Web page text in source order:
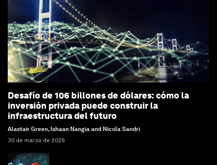
Desafío de 106 billones de dólares: cómo la
inversión privada puede construir la
infraestructura del futuro
Alastair Green, Ishaan Nangia and Nicola Sandri
30 de marzo de 2026